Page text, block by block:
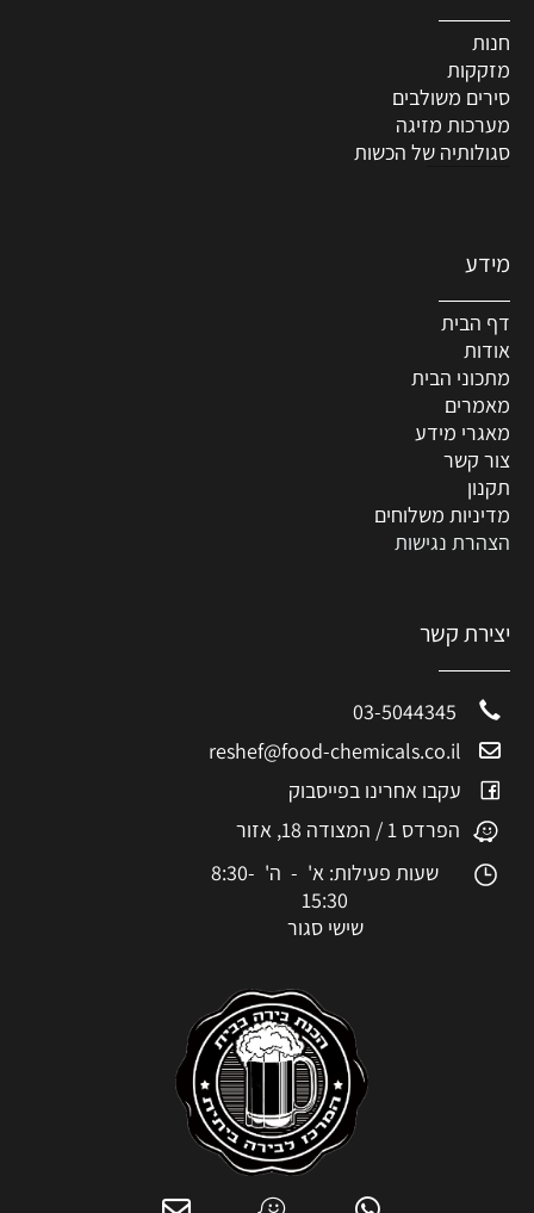
חנות
מזקקות
סירים משולבים
מערכות מזיגה
סגולותיה של הכשות
מידע
דף הבית
אודות
מתכוני הבית
מאמרים
מאגרי מידע
צור קשר
תקנון
מדיניות משלוחים
הצהרת נגישות
יצירת קשר
reshef@food-chemicals.co.il
עקבו אחרינו בפייסבוק
הפרדס 1 / המצודה 18, אזור
שעות פעילות: א' - ה' 8:30-
15:30
שישי סגור